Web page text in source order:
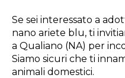
Se sei interessato a
nano ariete blu, ti
a Qualiano (NA) per
Siamo sicuri che ti
animali domestici.